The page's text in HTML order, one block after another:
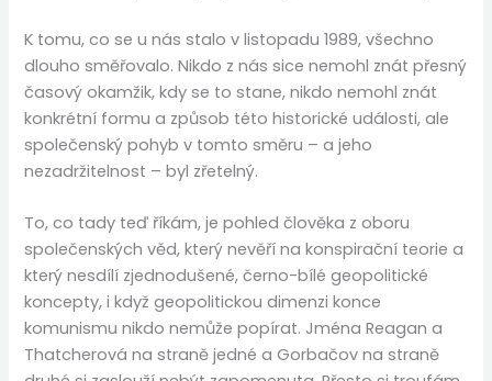
K tomu, co se u nás stalo v listopadu 1989, všechno
dlouho směřovalo. Nikdo z nás sice nemohl znát přesný
časový okamžik, kdy se to stane, nikdo nemohl znát
konkrétní formu a způsob této historické události, ale
společenský pohyb v tomto směru – a jeho
nezadržitelnost – byl zřetelný.
To, co tady teď říkám, je pohled člověka z oboru
společenských věd, který nevěří na konspirační teorie a
který nesdílí zjednodušené, černo-bílé geopolitické
koncepty, i když geopolitickou dimenzi konce
komunismu nikdo nemůže popírat. Jména Reagan a
Thatcherová na straně jedné a Gorbačov na straně